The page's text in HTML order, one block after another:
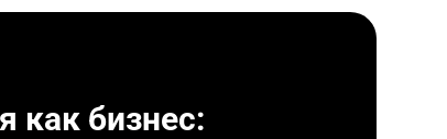
как бизнес: